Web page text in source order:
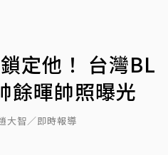
定他！ 台灣BL
暉帥照曝光
大智／即時報導